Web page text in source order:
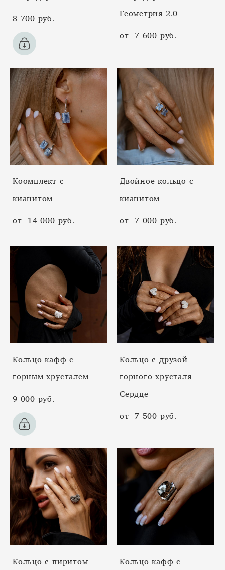
8 700 pуб.
Геометрия 2.0
от 7 600 pуб.
Коомплект с
кианитом
от 14 000 pуб.
Двойное кольцо с
кианитом
от 7 000 pуб.
Кольцо кафф с
горным хрусталем
9 000 pуб.
Кольцо с друзой
горного хрусталя
Сердце
от 7 500 pуб.
Кольцо с пиритом
Кольцо кафф с